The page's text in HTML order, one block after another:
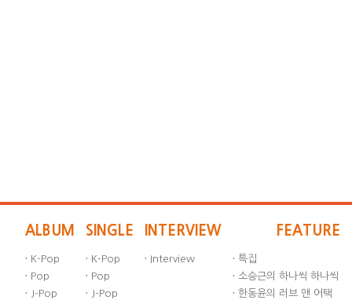
ALBUM
· K-Pop
· Pop
· J-Pop
SINGLE
· K-Pop
· Pop
· J-Pop
INTERVIEW
· Interview
FEATURE
· 특집
· 소승근의 하나씩 하나씩
· 한동윤의 러브 앤 어택